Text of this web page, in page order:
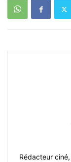
Rédacteur